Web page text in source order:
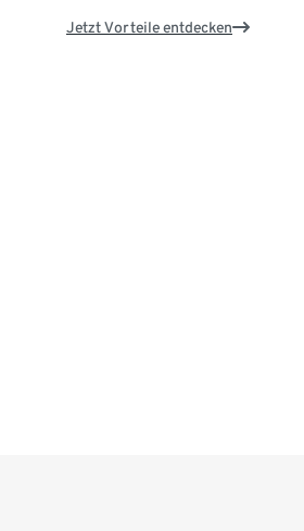
Jetzt Vorteile entdecken